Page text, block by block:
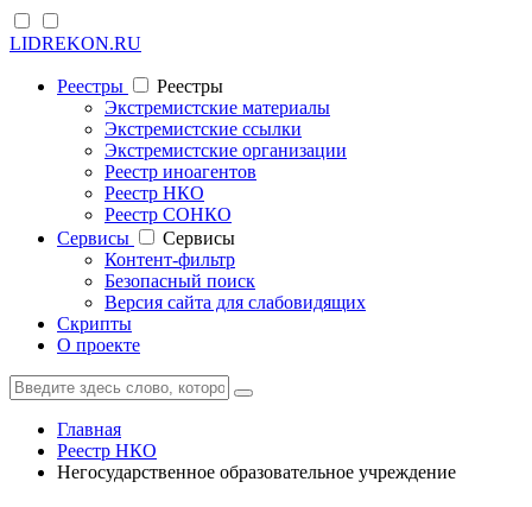
LIDREKON.RU
Реестры
Реестры
Экстремистские материалы
Экстремистские ссылки
Экстремистские организации
Реестр иноагентов
Реестр НКО
Реестр СОНКО
Cервисы
Cервисы
Контент-фильтр
Безопасный поиск
Версия сайта для слабовидящих
Скрипты
О проекте
Главная
Реестр НКО
Негосударственное образовательное учреждение